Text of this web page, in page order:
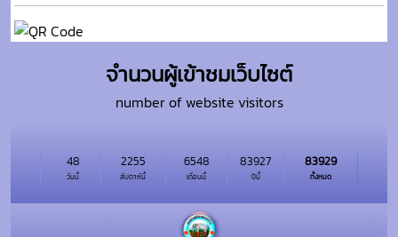
จำนวนผู้เข้าชมเว็บไซต์
number of website visitors
วันนี้
48
สัปดาห์นี้
2255
เดือนนี้
6548
ปีนี้
83927
ทั้งหมด
83929